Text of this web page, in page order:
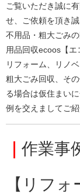
ご覧いただき誠に
せ、ご依頼を頂き
不用品・粗大ごみ
用品回収ecoos【
リフォーム、リノ
粗大ごみ回収、そ
る場合は仮住まい
例を交えましてご
作業事
【リフ